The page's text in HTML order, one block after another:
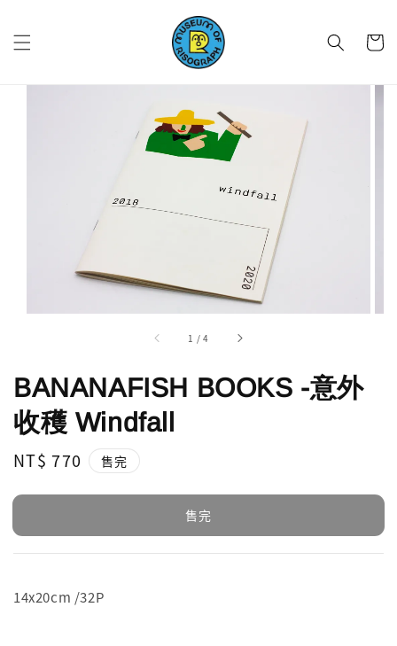
1 /4
BANANAFISH BOOKS -意外
收穫 Windfall
Regular
NT$ 770 售完
售完
14x20cm /32P